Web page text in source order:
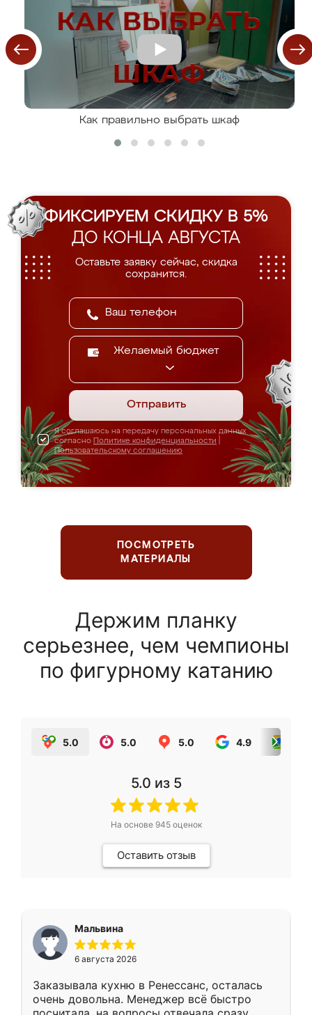
Как правильно выбрать шкаф
ФИКСИРУЕМ СКИДКУ В 5%
ДО КОНЦА АВГУСТА
Оставьте заявку сейчас, скидка
сохранится.
Желаемый бюджет
Отправить
Я соглашаюсь на передачу персональных данных
согласно Политике конфиденциальности
Пользовательскому соглашению
ПОСМОТРЕТЬ
МАТЕРИАЛЫ
Держим планку
серьезнее, чем чемпионы
по фигурному катанию
5.0 5.0 5.0 4.9
5.0 из 5
На основе 945оценок
Оставить отзыв
Мальвина
6 августа 2026
Заказывала кухню в Ренессанс, осталась
очень довольна. Менеджер всё быстро